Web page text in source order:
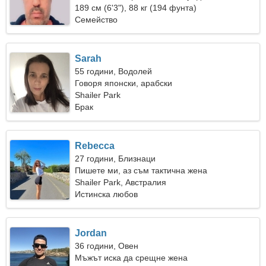
невероятна жена
189 см (6'3"), 88 кг (194 фунта)
Семейство
Sarah
55 години, Водолей
Говоря японски, арабски
Shailer Park
Брак
Rebecca
27 години, Близнаци
Пишете ми, аз съм тактична жена
Shailer Park, Австралия
Истинска любов
Jordan
36 години, Овен
Мъжът иска да срещне жена